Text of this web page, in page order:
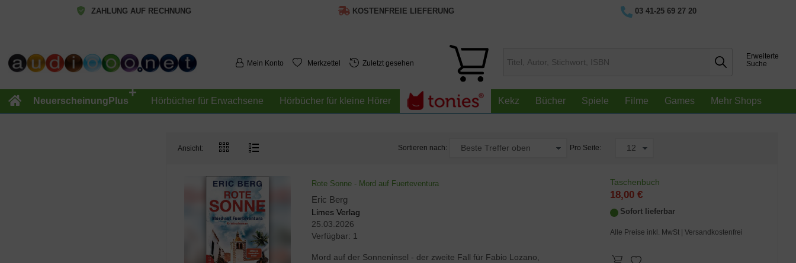
ZAHLUNG AUF RECHNUNG KOSTENFREIE LIEFERUNG 03 41-25 69 27 20
Mein Konto Merkzettel Zuletzt gesehen
Erweiterte
Suche
NeuerscheinungPlus
+
Hörbücher für Erwachsene Hörbücher für kleine Hörer Kekz Bücher Spiele Filme Games Mehr Shops
Ansicht: Sortieren nach: Pro Seite:
Rote Sonne - Mord auf Fuerteventura
Eric Berg
Limes Verlag
25.03.2026
Verfügbar: 1
Mord auf der Sonneninsel - der zweite Fall für Fabio Lozano,
Taschenbuch
18,00 €
Sofort lieferbar
Alle Preise inkl. MwSt | Versandkostenfrei